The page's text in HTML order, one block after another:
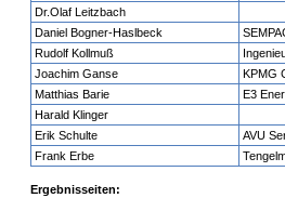
Dr.Olaf Leitzbach
Daniel Bogner-Haslbeck
Rudolf Kollmuß
Joachim Ganse
KPMG
Matthias Barie
E3
Harald Klinger
Erik Schulte
AVU
Frank Erbe
Ergebnisseiten: